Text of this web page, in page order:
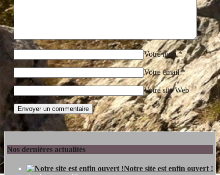
Votre nom *
Votre email *
Votre site Web
Nos dernières actualités
Notre site est enfin ouvert !